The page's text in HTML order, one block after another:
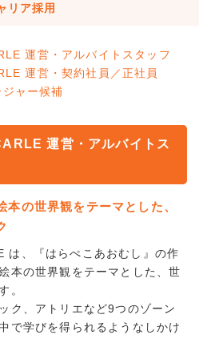
リア採用
運営・アルバイトスタッフ
運営・契約社員／正社員
ャー候補
運営・アルバイトス
の世界観をテーマとした、
は、『はらぺこあおむし』の作
本の世界観をテーマとした、世
。
ク、アトリエなど9つのゾーン
で学びを得られるようなしかけ